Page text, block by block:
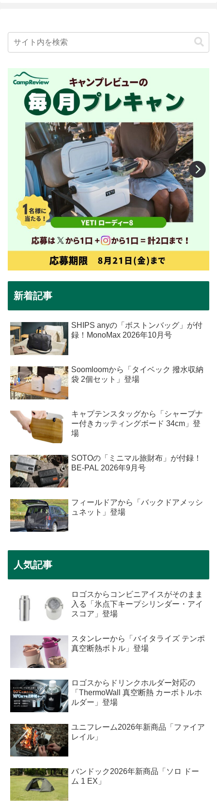
新着記事
SHIPS anyの「ボストンバッグ」が付
録！MonoMax 2026年10月号
Soomloomから「タイベック 撥水収納
袋 2個セット」登場
キャプテンスタッグから「シャープナ
ー付きカッティングボード 34cm」登
場
SOTOの「ミニマル旅財布」が付録！
BE-PAL 2026年9月号
フィールドアから「バックドアメッシ
ュネット」登場
人気記事
ロゴスからコンビニアイスがそのまま
入る「氷点下キープシリンダー・アイ
スコア」登場
スタンレーから「バイタライズ テンポ
真空断熱ボトル」登場
ロゴスからドリンクホルダー対応の
「ThermoWall 真空断熱 カーボトルホ
ルダー」登場
ユニフレーム2026年新商品「ファイア
レイル」
バンドック2026年新商品「ソロ ドー
ム 1 EX」